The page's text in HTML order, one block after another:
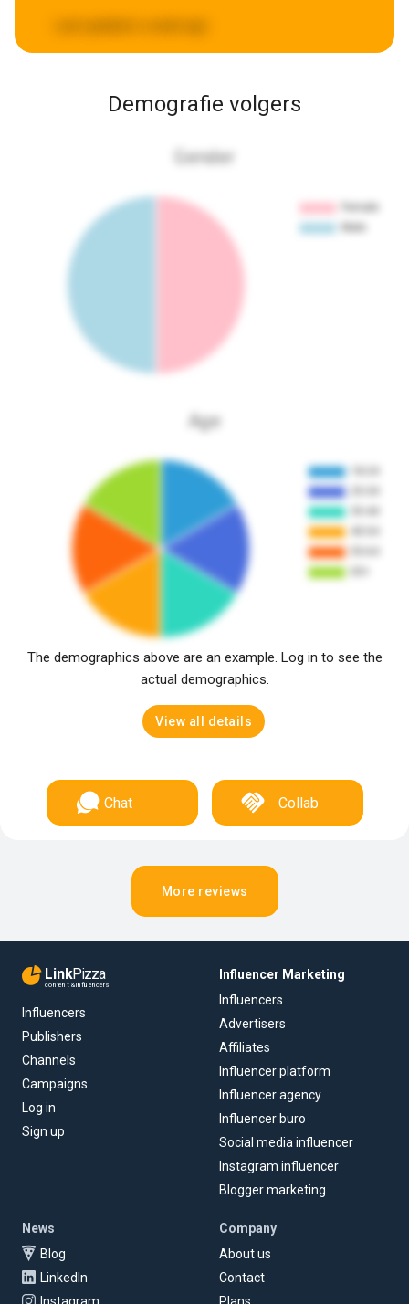
Demografie volgers
Gender
Age
The demographics above are an example. Log in to see the
actual demographics.
View all details
Chat Collab
More reviews
LinkPizza
content & influencers
Influencers
Publishers
Channels
Campaigns
Log in
Sign up
Influencer Marketing
Influencers
Advertisers
Affiliates
Influencer platform
Influencer agency
Influencer buro
Social media influencer
Instagram influencer
Blogger marketing
News
Blog
LinkedIn
Instagram
Company
About us
Contact
Plans